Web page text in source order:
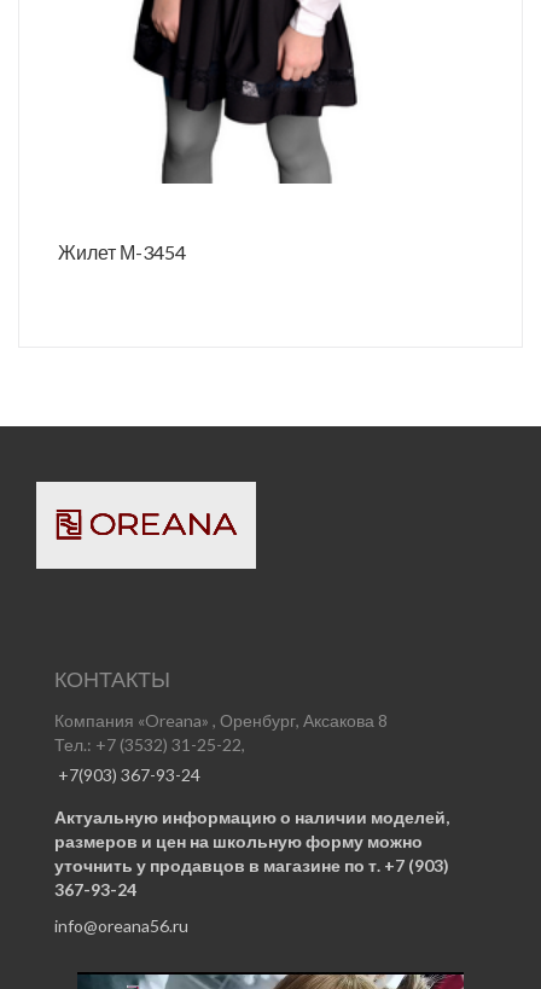
Жилет М-3454
КОНТАКТЫ
Компания «Oreana» , Оренбург, Аксакова 8
Тел.: +7 (3532) 31-25-22,
+7(903) 367-93-24
Актуальную информацию о наличии моделей,
размеров и цен на школьную форму можно
уточнить у продавцов в магазине по т. +7 (903)
367-93-24
info@oreana56.ru